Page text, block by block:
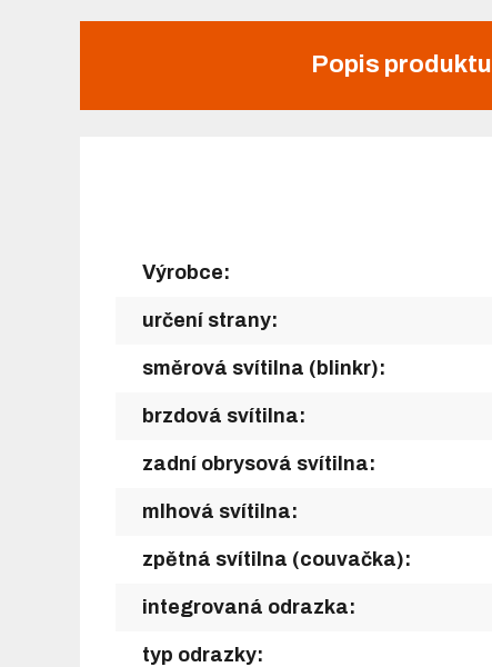
Popis produktu
Výrobce:
určení strany:
směrová svítilna (blinkr):
brzdová svítilna:
zadní obrysová svítilna:
mlhová svítilna:
zpětná svítilna (couvačka):
integrovaná odrazka:
typ odrazky: